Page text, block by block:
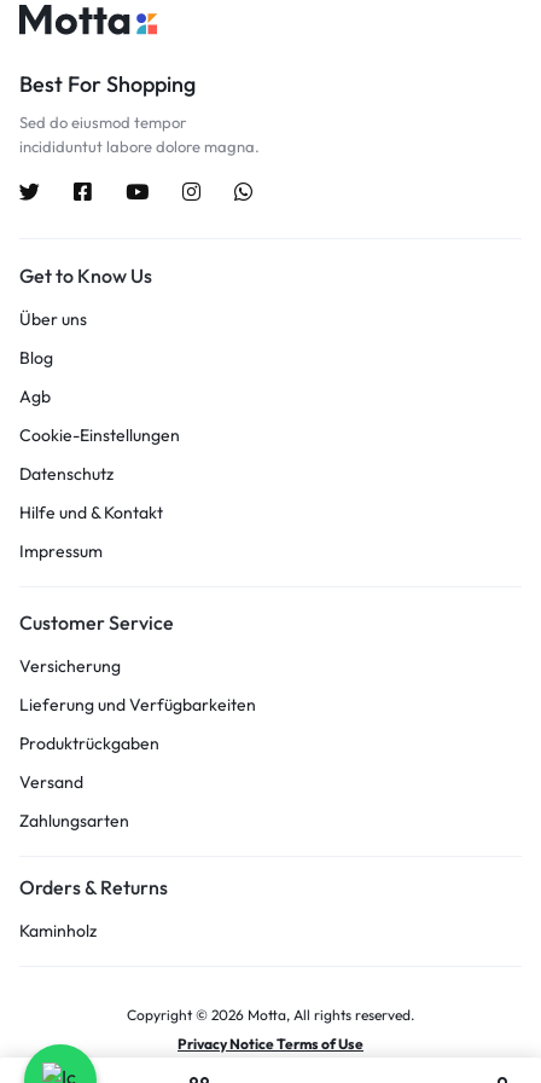
Best For Shopping
Sed do eiusmod tempor
incididuntut labore dolore magna.
Get to Know Us
Über uns
Blog
Agb
Cookie-Einstellungen
Datenschutz
Hilfe und & Kontakt
Impressum
Customer Service
Versicherung
Lieferung und Verfügbarkeiten
Produktrückgaben
Versand
Zahlungsarten
Orders & Returns
Kaminholz
Copyright © 2026 Motta, All rights reserved.
Privacy Notice Terms of Use